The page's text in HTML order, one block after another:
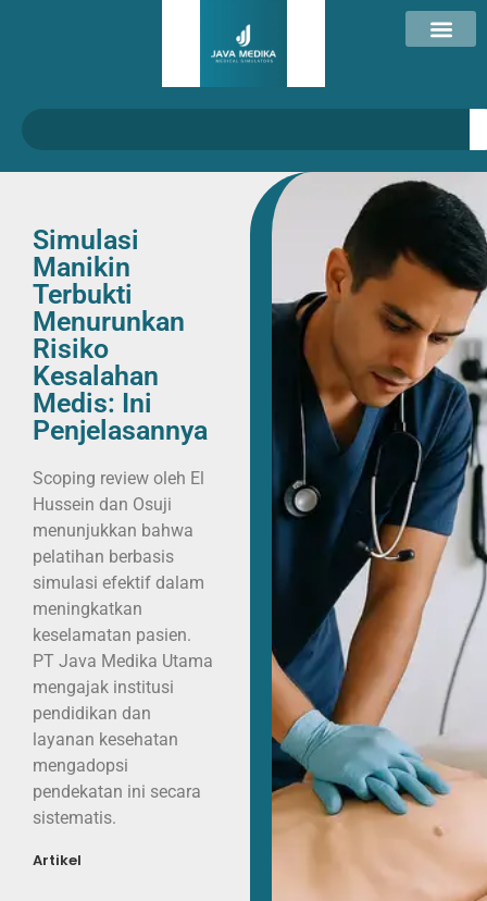
Simulasi
Manikin
Terbukti
Menurunkan
Risiko
Kesalahan
Medis: Ini
Penjelasannya
Scoping review oleh El
Hussein dan Osuji
menunjukkan bahwa
pelatihan berbasis
simulasi efektif dalam
meningkatkan
keselamatan pasien.
PT Java Medika Utama
mengajak institusi
pendidikan dan
layanan kesehatan
mengadopsi
pendekatan ini secara
sistematis.
Artikel